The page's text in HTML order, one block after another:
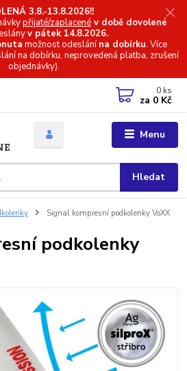
3.8.-13.8.2026!!
přijaté/zaplacené v době dovolené
v pátek 14.8.2026.
možnost odeslánína dobírku. Více
na dobírku, neprovedená platba, zrušení
objednávky).
Menu
Hledat
0 ks
za 0 Kč
Signal kompresní podkolenky VoXX
podkolenky